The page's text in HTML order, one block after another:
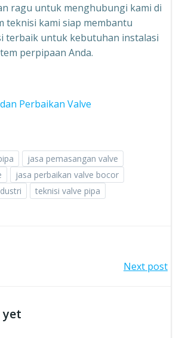
ragu untuk menghubungi kami di
teknisi kami siap membantu
terbaik untuk kebutuhan instalasi
perpipaan Anda.
Perbaikan Valve
jasa pemasangan valve
jasa perbaikan valve bocor
teknisi valve pipa
Next post
yet